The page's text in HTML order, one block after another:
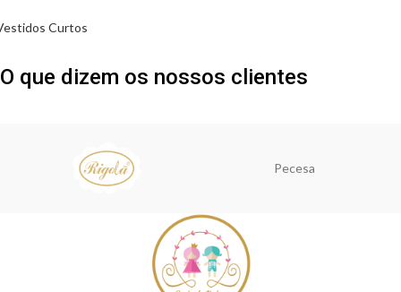
Curtos
O que dizem os nossos clientes
Pecesa